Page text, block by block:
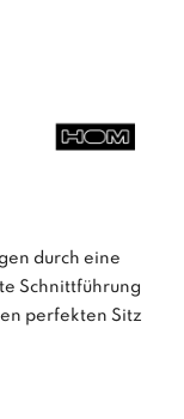
durch eine
Schnittführung
perfekten Sitz